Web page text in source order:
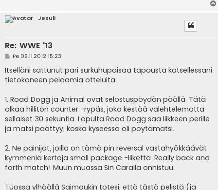
Jesuli
Re: WWE '13
V
e
s
t
Pe 09.11.2012 15:23
Itselläni sattunut pari surkuhupaisaa tapausta katsellessani
tietokoneen pelaamia otteluita:
1. Road Dogg ja Animal ovat selostuspöydän päällä. Tätä
alkaa hillitön counter -rypäs, joka kestää valehtelematta
sellaiset 30 sekuntia. Lopulta Road Dogg saa liikkeen perille
ja matsi päättyy, koska kyseessä oli pöytämatsi.
2. Ne painijat, joilla on tämä pin reversal vastahyökkäävät
kymmeniä kertoja small package -liikettä. Really back and
forth match! Muun muassa Sin Caralla onnistuu.
Tuossa ylhäällä Saimoukin totesi, että tästä pelistä (ja